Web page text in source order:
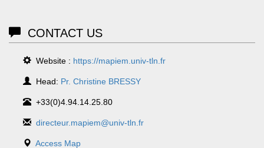
CONTACT US
Website : https://mapiem.univ-tln.fr
Head: Pr. Christine BRESSY
+33(0)4.94.14.25.80
directeur.mapiem@univ-tln.fr
Access Map